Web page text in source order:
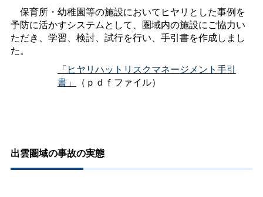
保育所・幼稚園等の施設においてヒヤリとした事例を
予防に活かすシステムとして、圏域内の施設にご協力い
ただき、学習、検討、試行を行い、手引書を作成しまし
た。
「ヒヤリハットリスクマネージメント手引
書」
（ｐｄｆファイル）
出雲圏域の事故の実態